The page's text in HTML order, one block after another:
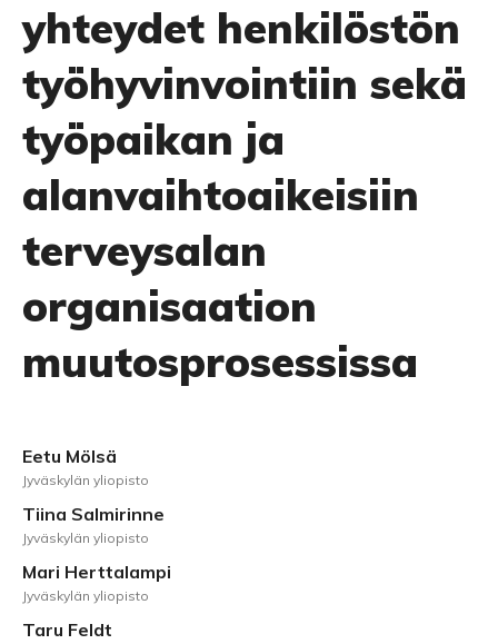
yhteydet henkilöstön
työhyvinvointiin sekä
työpaikan ja
alanvaihtoaikeisiin
terveysalan
organisaation
muutosprosessissa
Eetu Mölsä
Jyväskylän yliopisto
Tiina Salmirinne
Jyväskylän yliopisto
Mari Herttalampi
Jyväskylän yliopisto
Taru Feldt